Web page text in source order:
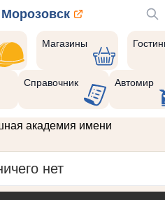
Морозовск
Магазины
Справочник Автомир
академия имени
нет